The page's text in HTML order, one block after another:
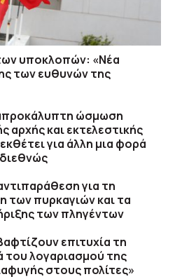
υποκλοπών: «Νέα
των ευθυνών της
ώσμωση
αρχής και εκτελεστικής
για άλλη μια φορά
για τη
των πυρκαγιών και τα
των πληγέντων
επιτυχία τη
του λογαριασμού της
στους πολίτες»